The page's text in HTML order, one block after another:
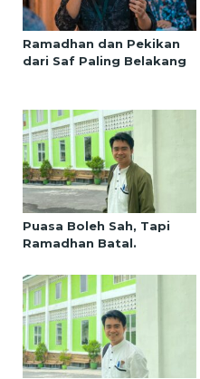
Ramadhan dan Pekikan
dari Saf Paling Belakang
Puasa Boleh Sah, Tapi
Ramadhan Batal.